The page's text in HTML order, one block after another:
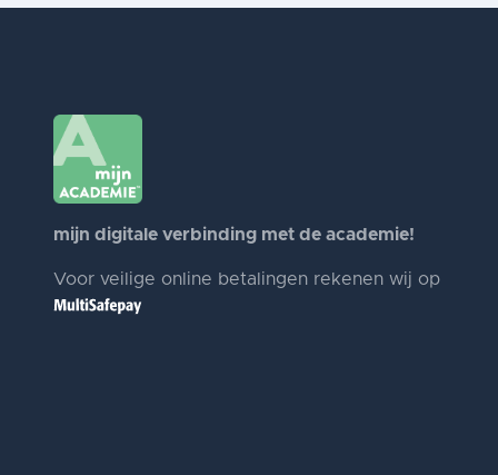
mijn digitale verbinding met de academie!
Voor veilige online betalingen rekenen wij op